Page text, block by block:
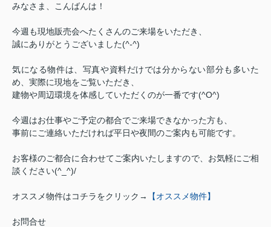
みなさま、こんばんは！
今週も現地販売会へたくさんのご来場をいただき、
誠にありがとうございました(^-^)
気になる物件は、写真や資料だけでは分からない部分も多いた
め、実際に現地をご覧いただき、
建物や周辺環境を体感していただくのが一番です(^O^)
今週はお仕事やご予定の都合でご来場できなかった方も、
事前にご連絡いただければ平日や夜間のご案内も可能です。
お客様のご都合に合わせてご案内いたしますので、お気軽にご相
談ください(^_^)/
オススメ物件はコチラをクリック→ 【オススメ物件】
お問合せ